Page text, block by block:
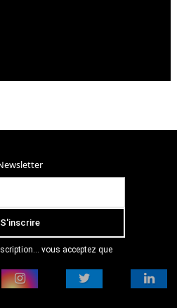
vous acceptez que
le but de vous envoyer
d’informations. Pour plus